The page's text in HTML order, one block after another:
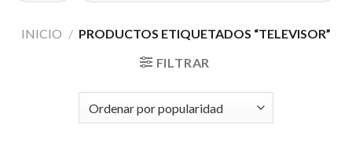
INICIO / PRODUCTOS ETIQUETADOS “TELEVISOR”
FILTRAR